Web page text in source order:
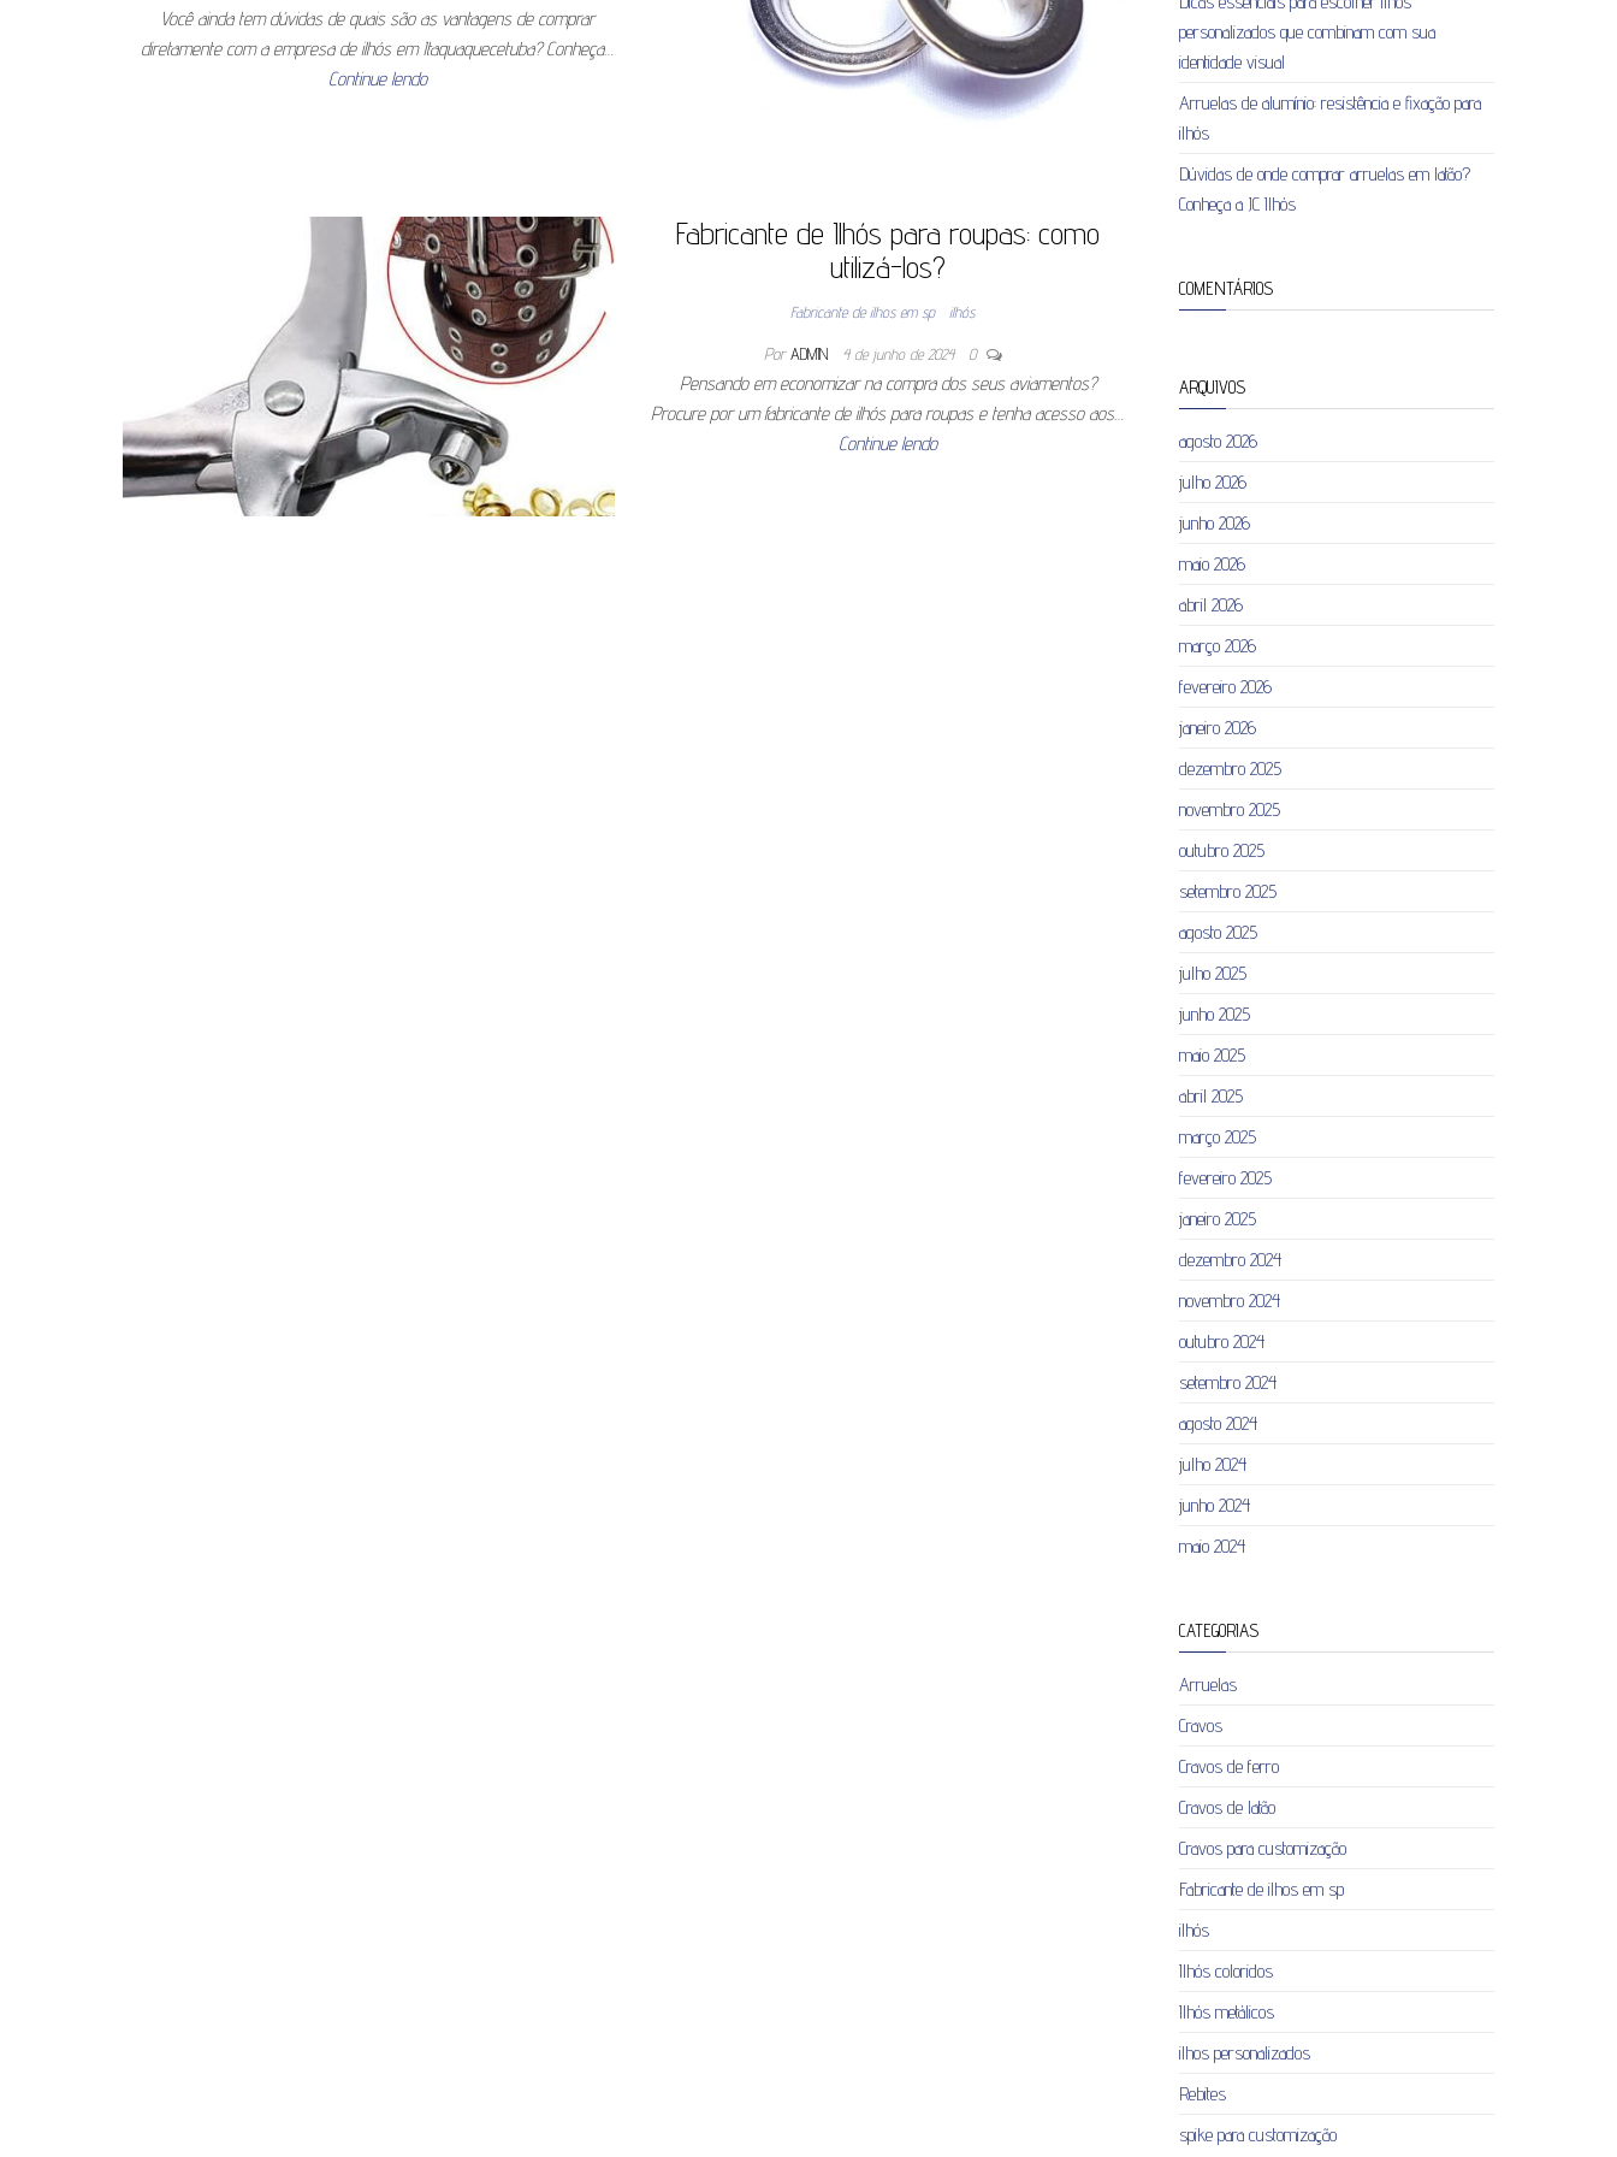
Você ainda tem dúvidas de quais são as vantagens de comprar
diretamente com a empresa de ilhós em Itaquaquecetuba? Conheça…
Continue lendo
Fabricante de Ilhós para roupas: como
utilizá-los?
Fabricante de ilhos em sp ilhós
Por ADMIN 4 de junho de 2024 0
Pensando em economizar na compra dos seus aviamentos?
Procure por um fabricante de ilhós para roupas e tenha acesso aos…
Continue lendo
personalizados que combinam com sua
identidade visual
Arruelas de alumínio: resistência e fixação para
ilhós
Dúvidas de onde comprar arruelas em latão?
Conheça a JC Ilhós
COMENTÁRIOS
ARQUIVOS
agosto 2026
julho 2026
junho 2026
maio 2026
abril 2026
março 2026
fevereiro 2026
janeiro 2026
dezembro 2025
novembro 2025
outubro 2025
setembro 2025
agosto 2025
julho 2025
junho 2025
maio 2025
abril 2025
março 2025
fevereiro 2025
janeiro 2025
dezembro 2024
novembro 2024
outubro 2024
setembro 2024
agosto 2024
julho 2024
junho 2024
maio 2024
CATEGORIAS
Arruelas
Cravos
Cravos de ferro
Cravos de latão
Cravos para customização
Fabricante de ilhos em sp
ilhós
Ilhós coloridos
Ilhós metálicos
ilhos personalizados
Rebites
spike para customização